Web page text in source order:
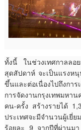
ทั้งนี้ ในช่วงเทศกาลลอ
สุดสัปดาห์ จะเป็นแรงหนุ
ขึ้นและต่อเนื่องไปถึงกา
การจัดงานกรุงเทพมหา
คน-ครั้ง สร้างรายได้
ประเทศจะมีจำนวนผู้เ
ร้อยละ 9 จากปีที่ผ่านมา